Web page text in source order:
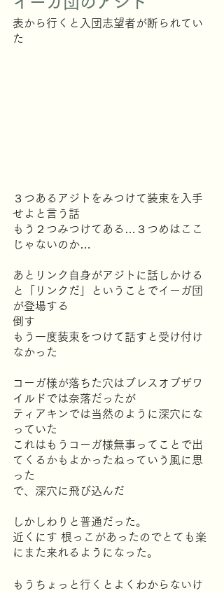
表から行くと入団志望者が断られてい
た
３つあるアジトをみつけて装束を入手
せよと言う話
もう２つみつけてある…３つめはここ
じゃないのか…
あとリンク自身がアジトに話しかける
と「リンクだ」ということでイーガ団
が登場する
倒す
もう一度装束をつけて話すと受け付け
なかった
コーガ様が落ちた穴はブレスオブザワ
イルドでは奈落だったが
ティアキンでは当然のように深穴にな
っていた
これはもうコーガ様無事ってことで出
てくるかもよかったねっていう風に思
った
で、深穴に飛び込んだ
しかしわりと普通だった。
近くにす 根っこがあったのでとても楽
にまた来れるようになった。
もうちょっと行くとよくわからないけ